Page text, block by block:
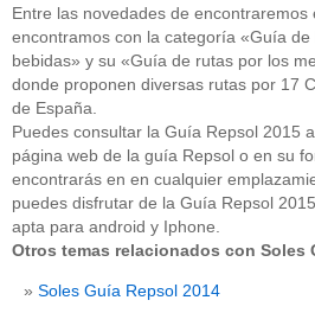
Entre las novedades de
encontramos con la categoría «Guía
bebidas» y su «Guía de rutas por los
donde proponen diversas rutas por 17
de España.
Puedes consultar la Guía Repsol 2015
página web de la guía Repsol o en su
encontrarás en en cualquier
puedes disfrutar de la Guía Repsol
apta para android y Iphone.
Otros temas relacionados con Soles
Soles Guía Repsol 2014